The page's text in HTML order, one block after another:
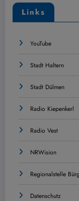
Links
YouTube
Stadt Haltern
Stadt Dülmen
Radio Kiepenkerl
Radio Vest
NRWision
Regionalstelle
Datenschutz